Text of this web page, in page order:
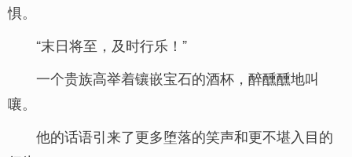
惧。
“末日将至，及时行乐！”
一个贵族高举着镶嵌宝石的酒杯，醉醺醺地叫
嚷。
他的话语引来了更多堕落的笑声和更不堪入目的